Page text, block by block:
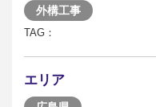
外構工事
TAG：
エリア